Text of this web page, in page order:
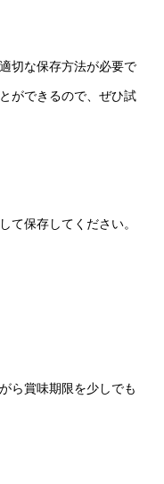
切な保存方法が必要で
ができるので、ぜひ試
て保存してください。
ら賞味期限を少しでも